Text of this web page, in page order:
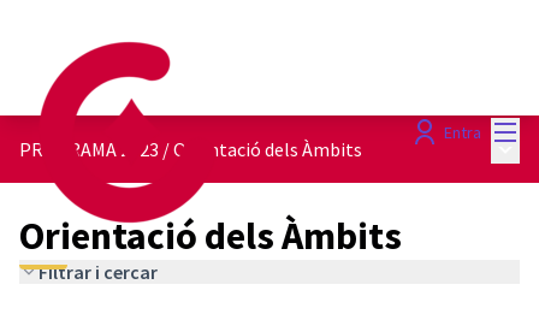
Entra
PROGRAMA 2023 /Orientació dels Àmbits
Orientació dels Àmbits
Filtrar i cercar